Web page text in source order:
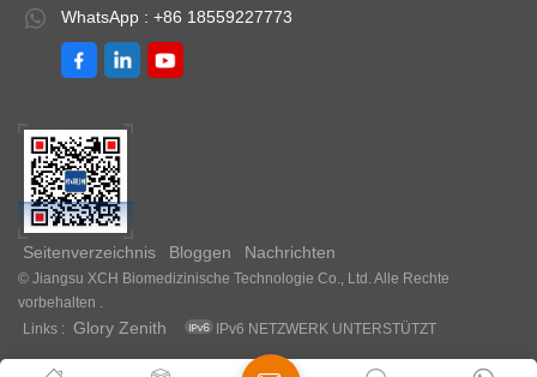
WhatsApp : +86 18559227773
Seitenverzeichnis Bloggen Nachrichten
© Jiangsu XCH Biomedizinische Technologie Co., Ltd. Alle Rechte
vorbehalten .
Links :
Glory Zenith IPv6 NETZWERK UNTERSTÜTZT